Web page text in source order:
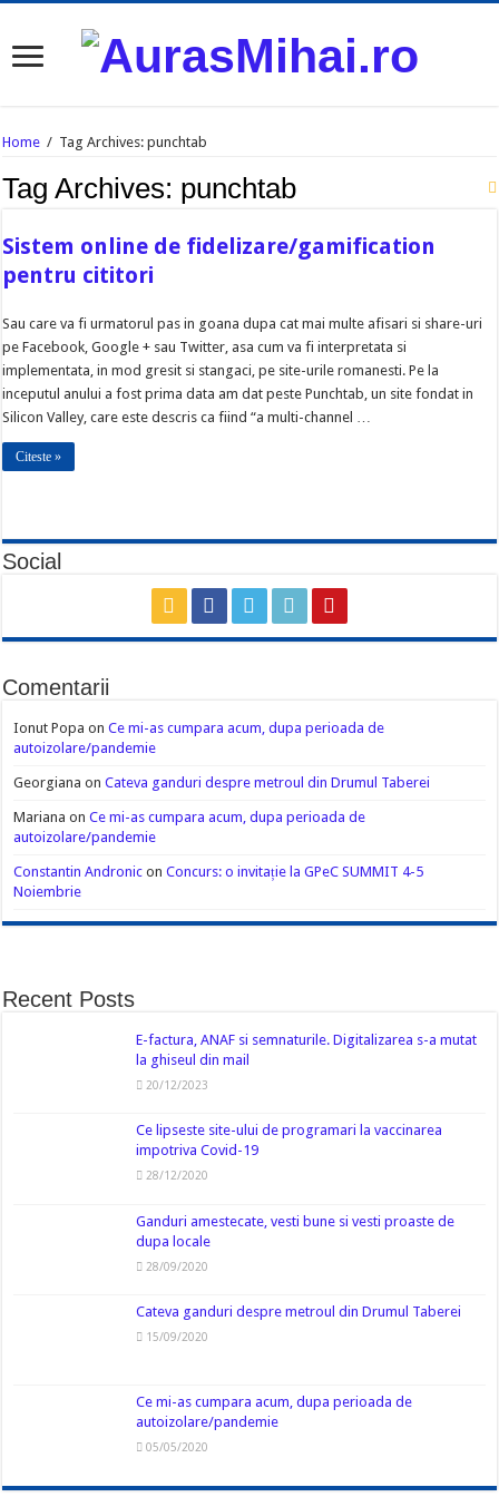
Home / Tag Archives: punchtab
Tag Archives: punchtab
Sistem online de fidelizare/gamification
pentru cititori
Sau care va fi urmatorul pas in goana dupa cat mai multe afisari si share-uri
pe Facebook, Google + sau Twitter, asa cum va fi interpretata si
implementata, in mod gresit si stangaci, pe site-urile romanesti. Pe la
inceputul anului a fost prima data am dat peste Punchtab, un site fondat in
Silicon Valley, care este descris ca fiind “a multi-channel …
Citeste »
Social
Comentarii
Ionut Popa onCe mi-as cumpara acum, dupa perioada de
autoizolare/pandemie
Georgiana onCateva ganduri despre metroul din Drumul Taberei
Mariana onCe mi-as cumpara acum, dupa perioada de
autoizolare/pandemie
Constantin Andronic onConcurs: o invitație la GPeC SUMMIT 4-5
Noiembrie
Recent Posts
E-factura, ANAF si semnaturile. Digitalizarea s-a mutat
la ghiseul din mail
20/12/2023
Ce lipseste site-ului de programari la vaccinarea
impotriva Covid-19
28/12/2020
Ganduri amestecate, vesti bune si vesti proaste de
dupa locale
28/09/2020
Cateva ganduri despre metroul din Drumul Taberei
15/09/2020
Ce mi-as cumpara acum, dupa perioada de
autoizolare/pandemie
05/05/2020